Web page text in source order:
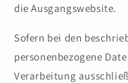
die Ausgangswebsite.
Sofern bei den
personenbezogene
Verarbeitung